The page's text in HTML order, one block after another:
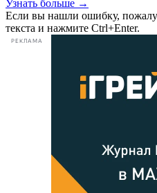
Узнать больше →
Если вы нашли ошибку,
текста и нажмите Ctrl+Enter.
РЕКЛАМА